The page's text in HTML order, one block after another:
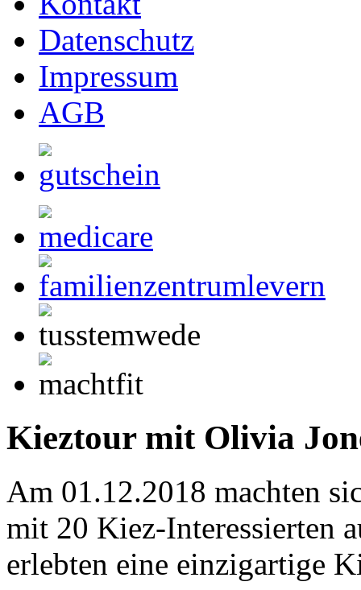
Datenschutz
Impressum
AGB
Kieztour mit Olivia
Am 01.12.2018 machten
mit 20 Kiez-Interessierten
erlebten eine einzigartige